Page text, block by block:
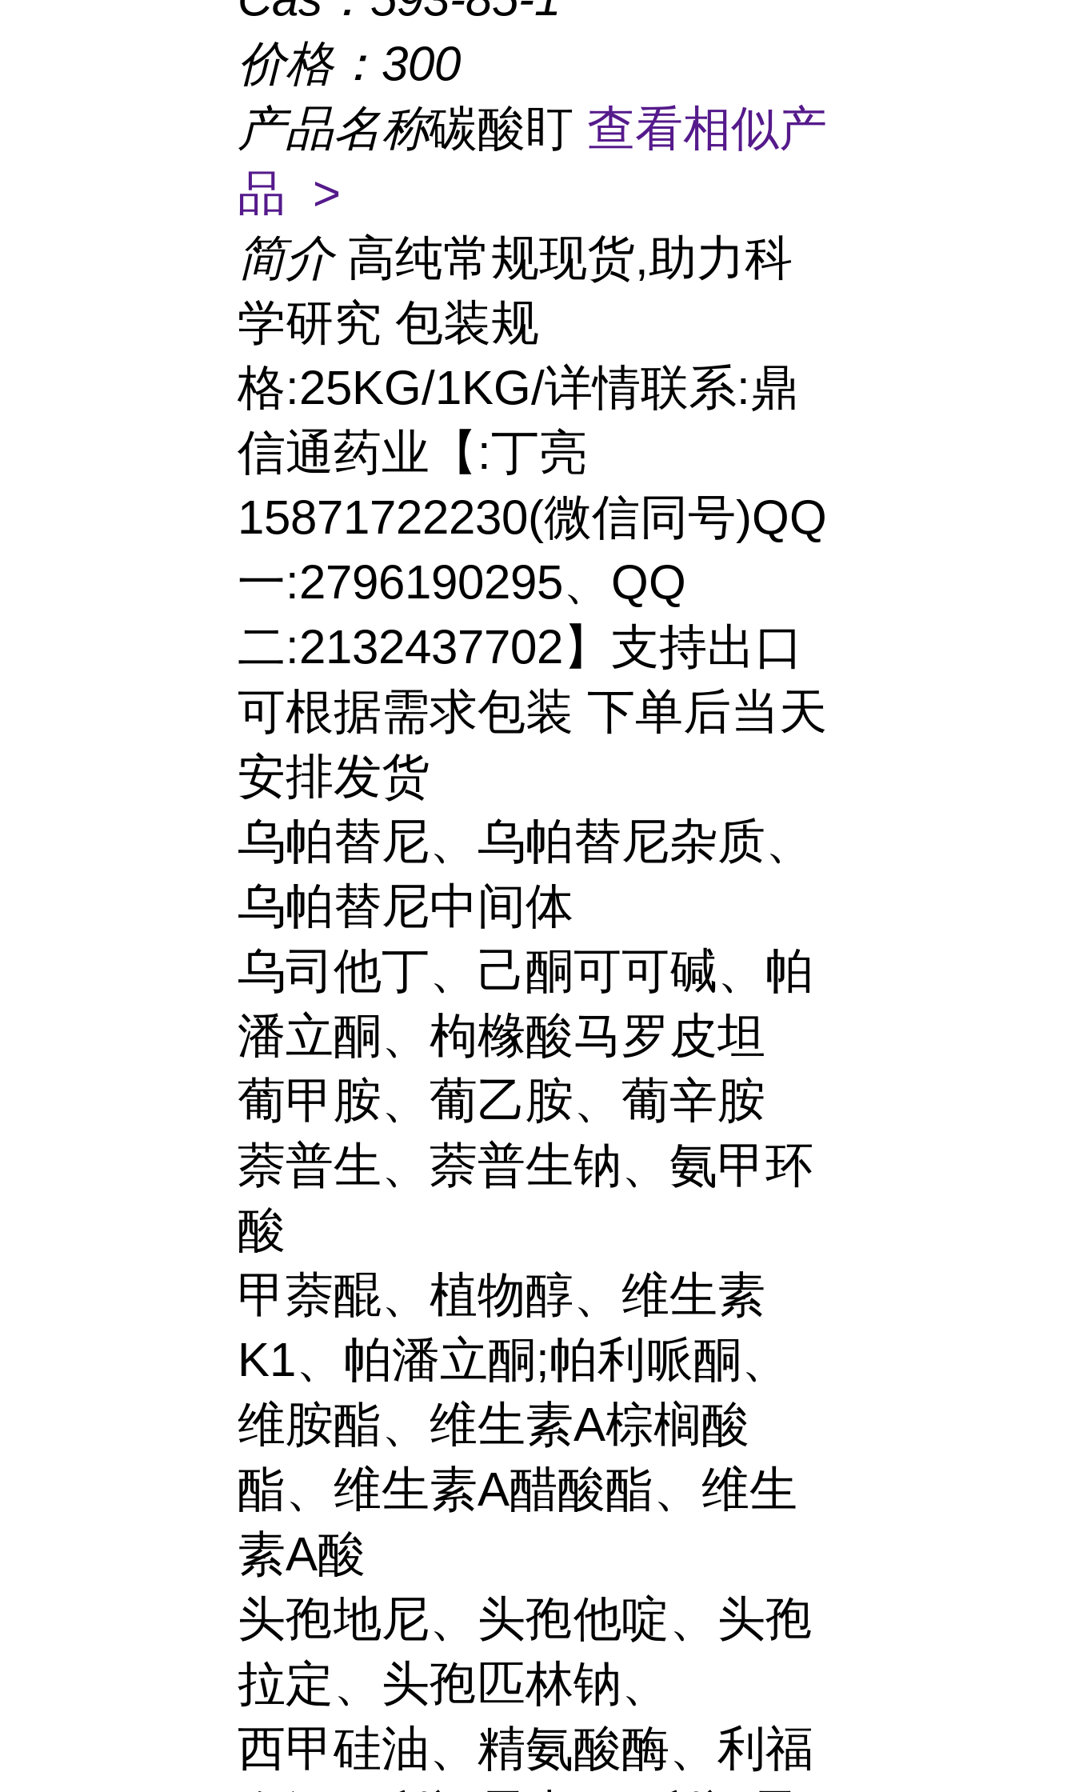
价格： 300
产品名称碳酸盯 查看相似产
品 >
简介 高纯常规现货,助力科
学研究 包装规
格:25KG/1KG/详情联系:鼎
信通药业【:丁亮
15871722230(微信同号)QQ
一:2796190295、QQ
二:2132437702】支持出口
可根据需求包装 下单后当天
安排发货
乌帕替尼、乌帕替尼杂质、
乌帕替尼中间体
乌司他丁、己酮可可碱、帕
潘立酮、枸橼酸马罗皮坦
葡甲胺、葡乙胺、葡辛胺
萘普生、萘普生钠、氨甲环
酸
甲萘醌、植物醇、维生素
K1、帕潘立酮;帕利哌酮、
维胺酯、维生素A棕榈酸
酯、维生素A醋酸酯、维生
素A酸
头孢地尼、头孢他啶、头孢
拉定、头孢匹林钠、
西甲硅油、精氨酸酶、利福